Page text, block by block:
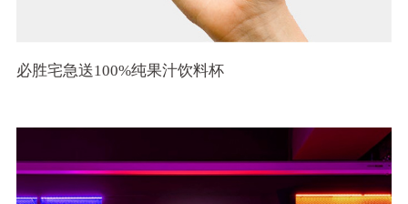
必胜宅急送100%纯果汁饮料杯